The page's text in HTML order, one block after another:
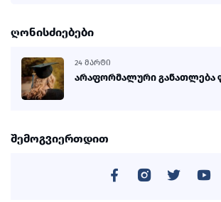
ღონისძიებები
24 ᲛᲐᲠᲢᲘ
არაფორმალური განათლება
შემოგვიერთდით